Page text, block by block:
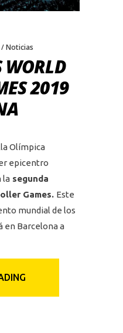
Noticias
WORLD
2019
Olímpica
epicentro
la segunda
Games. Este
mundial de los
en Barcelona a